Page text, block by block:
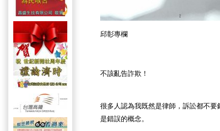
邱彰專欄
不該亂告詐欺！
很多人認為我既然是律師，訴訟都不
是錯誤的概念。